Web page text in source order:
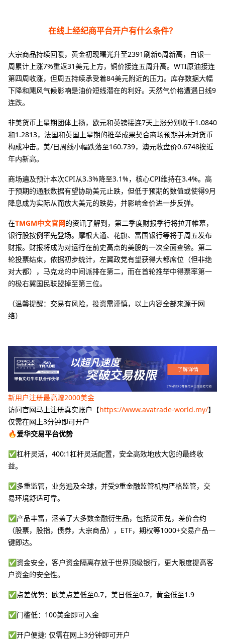
在线上经纪商平台开户有什么条件？
大宗商品持续回暖，黄金初现曙光升至2391刷新6周新高，白银一
周累计上涨7%重返31美元上方，铜价接连五周升高。WTI原油接连
第四周收涨，但周五持续承受着84美元附近的压力。库存数据大幅
下降和飓风气候影响是油价短线潜在的利好。天然气价格遭遇日线9
连跌。
非美货币上星期团体上扬，欧元和英镑接连7天上涨分别收于1.0840
和1.2813，法国和英国上星期的推举成果契合商场预期并未对货币
构成冲击。美/日周线小幅跌落至160.739，澳元收盘价0.6748挨近
年内新高。
商场遍及预计本次CPI从3.3%降至3.1%，核心CPI维持在3.4%。高
于预期的通胀数据有望协助美元止跌，但低于预期的数值或使得9月
降息成为实际从而放大美元的跌势，并影响金价进一步反弹。
在TMGM中文官网的资讯了解到，第二季度财报季行将拉开帷幕，
银行股按例率先登场。摩根大通、花旗、富国银行等将于周五发布
财报。财报将成为对运行在前史高点的美股的一次全面查验。第二
轮投票结束，依据初步统计，左翼政党有望获得大都席位（但非绝
对大都），马克龙的中间派排在第二，而在首轮推举中得票率第一
的极右翼国民联盟掉至第三位。
（温馨提醒：交易有风险，投资需谨慎，以上内容全部来源于网
络）
新用户注册最高赠2000美金
访问官网马上注册真实账户【https://www.avatrade-world.my/】
仅需在网上3分钟即可开户
🔥爱华交易平台优势
✅杠杆灵活，400:1杠杆灵活配置，安全高效地放大您的最终收
益。
✅多重监管，业务遍及全球，并受9重金融监管机构严格监管，交
易环境舒适可靠。
✅产品丰富，涵盖了大多数金融衍生品，包括货币兑，差价合约
（股票，股指，债券，大宗商品），ETF，期权等1000+交易产品一
键即达。
✅资金安全，客户资金隔离存放于世界顶级银行，更大限度提高客
户资金的安全性。
✅点差优势：欧美点差低至0.7，美日低至0.7，黄金低至1.9
✅门槛低：100美金即可入金
✅开户便捷: 仅需在网上3分钟即可开户